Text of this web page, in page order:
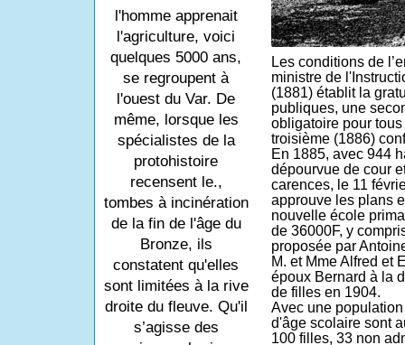
l'homme apprenait
l'agriculture, voici
quelques 5000 ans,
se regroupent à
l'ouest du Var. De
même, lorsque les
spécialistes de la
protohistoire
recensent le.,
tombes à incinération
de la fin de l'âge du
Bronze, ils
constatent qu'elles
sont limitées à la rive
droite du fleuve. Qu'il
s’agisse des
Les conditions de
ministre de
(1881) établit la
publiques, une
obligatoire pour
troisième (1886)
En 1885, avec 944
dépourvue de cour
carences, le 11
approuve les plans
nouvelle école
de 36000F, y
proposée par
M. et Mme Alfred et
époux Bernard à la
de filles en 1904.
Avec une
d'âge scolaire sont
100 filles, 33 non